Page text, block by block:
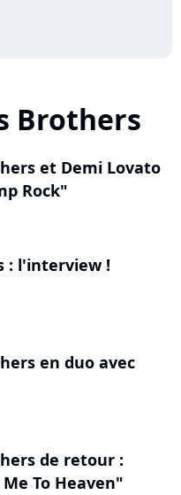
Brothers
et Demi Lovato
Rock"
: l'interview !
en duo avec
de retour :
To Heaven"